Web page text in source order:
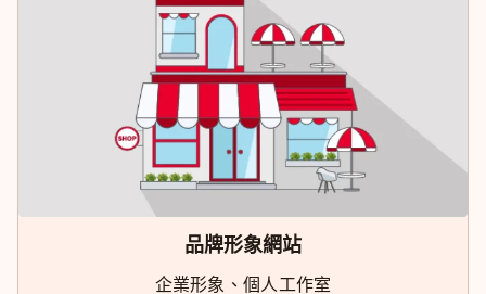
品牌形象網站
企業形象、個人工作室